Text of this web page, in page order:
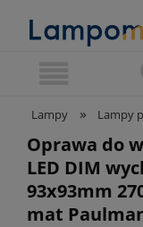
Lampy » Lampy
Oprawa do
LED DIM
93x93mm
mat